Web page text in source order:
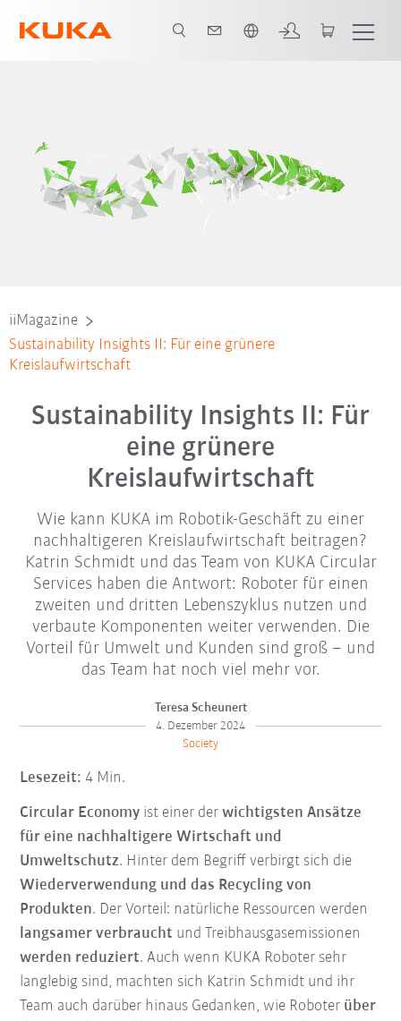
iiMagazine
Sustainability Insights II: Für eine grünere
Kreislaufwirtschaft
Sustainability Insights II: Für
eine grünere
Kreislaufwirtschaft
Wie kann KUKA im Robotik-Geschäft zu einer
nachhaltigeren Kreislaufwirtschaft beitragen?
Katrin Schmidt und das Team von KUKA Circular
Services haben die Antwort: Roboter für einen
zweiten und dritten Lebenszyklus nutzen und
verbaute Komponenten weiter verwenden. Die
Vorteil für Umwelt und Kunden sind groß – und
das Team hat noch viel mehr vor.
Teresa Scheunert
4. Dezember 2024
Society
Lesezeit: 4 Min.
Circular Economy ist einer derwichtigsten Ansätze
für eine nachhaltigere Wirtschaft und
Umweltschutz. Hinter dem Begriff verbirgt sich die
Wiederverwendung und das Recycling von
Produkten. Der Vorteil: natürliche Ressourcen werden
langsamer verbraucht und Treibhausgasemissionen
werden reduziert. Auch wenn KUKA Roboter sehr
langlebig sind, machten sich Katrin Schmidt und ihr
Team auch darüber hinaus Gedanken, wie Roboter über